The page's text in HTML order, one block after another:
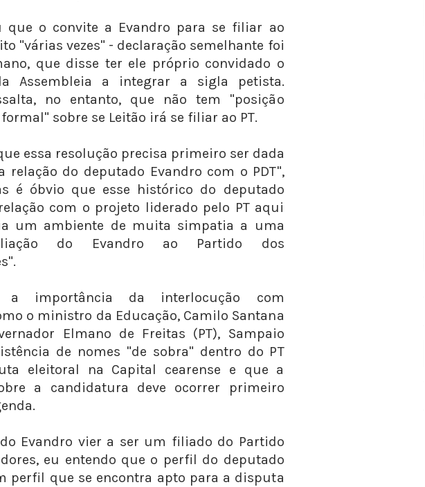
que o convite a Evandro para se filiar ao
"várias vezes" - declaração semelhante foi
que disse ter ele próprio convidado o
Assembleia a integrar a sigla petista.
no entanto, que não tem "posição
sobre se Leitão irá se filiar ao PT.
essa resolução precisa primeiro ser dada
relação do deputado Evandro com o PDT",
é óbvio que esse histórico do deputado
com o projeto liderado pelo PT aqui
um ambiente de muita simpatia a uma
do Evandro ao Partido dos
a importância da interlocução com
o ministro da Educação, Camilo Santana
Elmano de Freitas (PT), Sampaio
de nomes "de sobra" dentro do PT
eleitoral na Capital cearense e que a
a candidatura deve ocorrer primeiro
Evandro vier a ser um filiado do Partido
eu entendo que o perfil do deputado
perfil que se encontra apto para a disputa